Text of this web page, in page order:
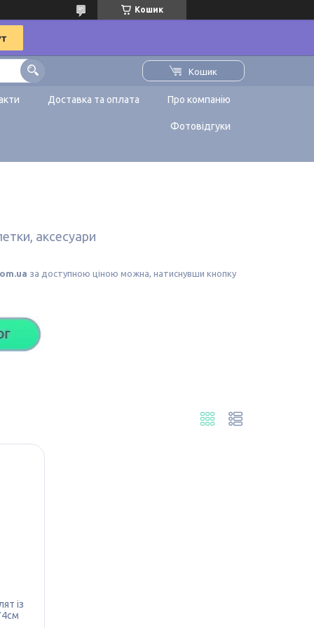
Кошик
Кошик
Доставка та оплата Про компанію
Фотовідгуки
аксесуари
за доступною ціною можна, натиснувши кнопку
із